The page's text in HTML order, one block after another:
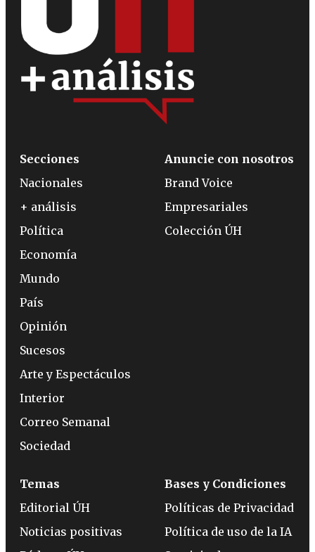
Secciones
Nacionales
+ análisis
Política
Economía
Mundo
País
Opinión
Sucesos
Arte y Espectáculos
Interior
Correo Semanal
Sociedad
Anuncie con nosotros
Brand Voice
Empresariales
Colección ÚH
Temas
Editorial ÚH
Noticias positivas
Bases y Condiciones
Políticas de Privacidad
Política de uso de la IA